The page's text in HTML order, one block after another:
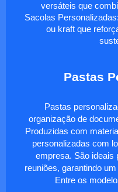
versáteis que
Sacolas
ou kraft que
Pastas
Pastas
organização de
Produzidas com
personalizadas com
empresa. São ideais
reuniões, garantindo
Entre os